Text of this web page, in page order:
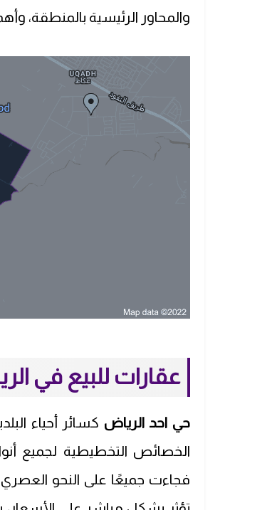
والمحاور الرئيسية بالمنطقة،
عقارات للبيع في
حي احد الرياض كسائر أحياء
الخصائص التخطيطية لجميع
فجاءت جميعًا على النحو